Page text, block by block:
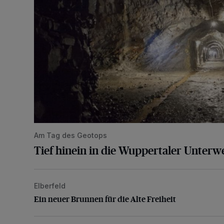
Am Tag des Geotops
Tief hinein in die Wuppertaler
Ein neuer Brunnen für die Alte Freiheit
Elberfeld
Ein neuer Brunnen für die Alte Freiheit